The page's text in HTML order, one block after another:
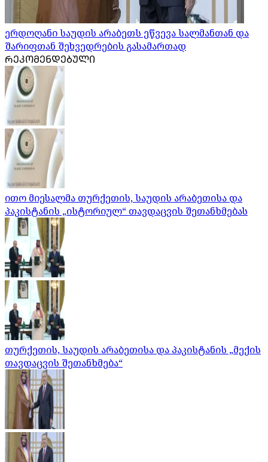
ერდოღანი საუდის არაბეთს ეწვევა სალმანთან და
შარიფთან შეხვედრების გასამართად
ᲠᲔᲙᲝᲛᲔᲜᲓᲔᲑᲣᲚᲘ
ითო მიესალმა თურქეთის, საუდის არაბეთისა და
პაკისტანის „ისტორიულ“ თავდაცვის შეთანხმებას
თურქეთის, საუდის არაბეთისა და პაკისტანის „მექის
თავდაცვის შეთანხმება“